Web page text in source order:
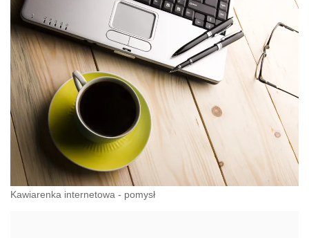
Kawiarenka internetowa - pomysł